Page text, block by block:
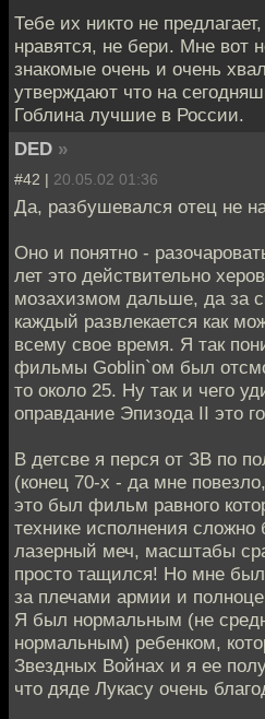
Тебе их никто не
нравятся, не бери. Мне вот
знакомые очень и очень
утверждают что на
Гоблина лучшие в России.
DED »
#42 | 20.05.02 01:36
Да, разбушевался отец не
Оно и понятно -
лет это действительно
мозахизмом дальше, да за
каждый развлекается как
всему свое время. Я так
фильмы Goblin`ом был
то около 25. Ну так и чего
оправдание Эпизода II это
В детсве я перся от ЗВ по
(конец 70-х - да мне
это был фильм равного
технике исполнения
лазерный меч, масштабы
просто тащился! Но мне
за плечами армии и
Я был нормальным (не
нормальным) ребенком,
Звездных Войнах и я ее
что дяде Лукасу очень